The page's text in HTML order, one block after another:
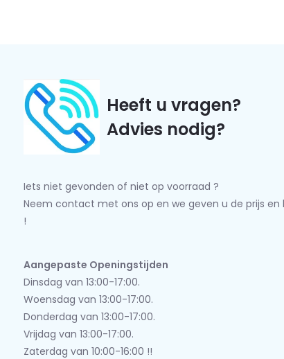
Heeft u vragen?
Advies nodig?
Iets niet gevonden of niet op voorraad ?
Neem contact met ons op en we geven u de prijs en
!
Aangepaste Openingstijden
Dinsdag van 13:00-17:00.
Woensdag van 13:00-17:00.
Donderdag van 13:00-17:00.
Vrijdag van 13:00-17:00.
Zaterdag van 10:00-16:00 !!